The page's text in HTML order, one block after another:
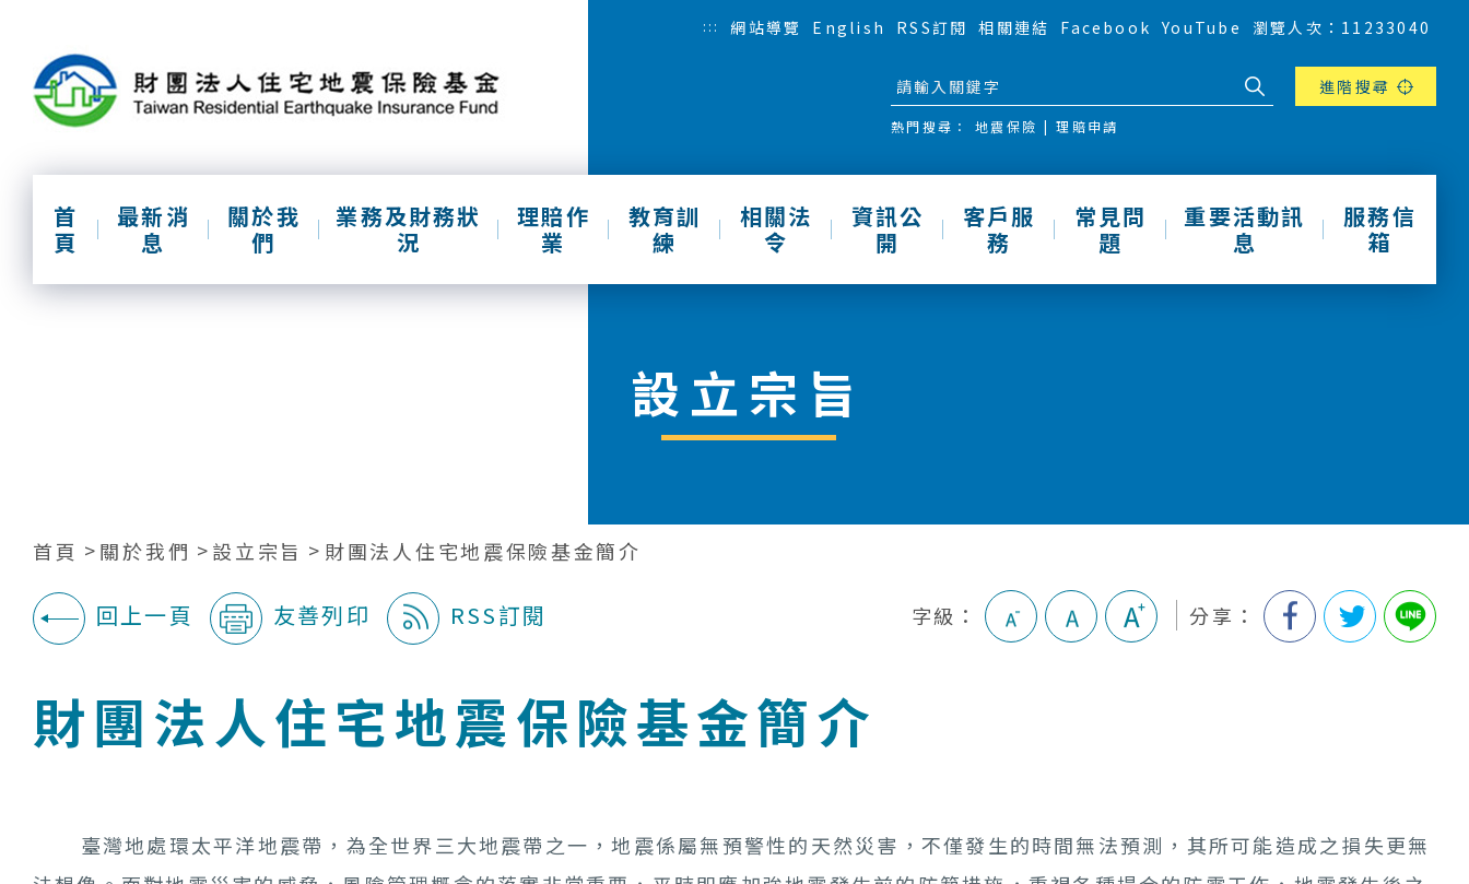
::: 網站導覽 English RSS訂閱 相關連結 Facebook YouTube 瀏覽人次：11233040
進階搜尋
熱門搜尋： 地震保險 理賠申請
首
頁
最新消
息
關於我
們
業務及財務狀
況
理賠作
業
教育訓
練
相關法
令
資訊公
開
客戶服
務
常見問
題
重要活動訊
息
服務信
箱
設立宗旨
首頁 關於我們 設立宗旨 財團法人住宅地震保險基金簡介
回上一頁 友善列印 RSS訂閱 字級： 分享：
財團法人住宅地震保險基金簡介
臺灣地處環太平洋地震帶，為全世界三大地震帶之一，地震係屬無預警性的天然災害，不僅發生的時間無法預測，其所可能造成之損失更無